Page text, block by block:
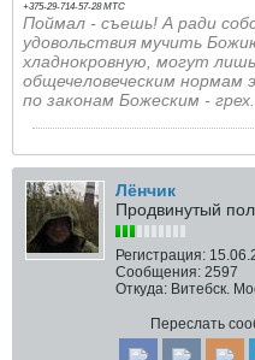
+375-29-714-57-28 МТС
Поймал - съешь! А ради
удовольствия мучить
хладнокровную, могут
общечеловеческим нормам
по законам Божеским - грех.
Лёнчик
Продвинутый
Регистрация:
Сообщения: 2597
Откуда: Витебск.
Переслать